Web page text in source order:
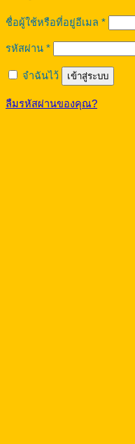
ชื่อผู้ใช้หรือที่อยู่อีเมล *ต้องการ
รหัสผ่าน *ต้องการ
จำฉันไว้ เข้าสู่ระบบ
ลืมรหัสผ่านของคุณ?